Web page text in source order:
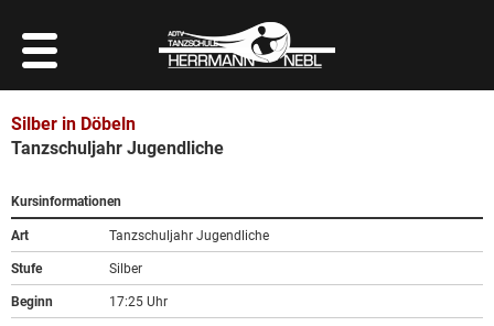
Silber in Döbeln
Tanzschuljahr Jugendliche
Kursinformationen
Art Tanzschuljahr Jugendliche
Stufe Silber
Beginn 17:25 Uhr